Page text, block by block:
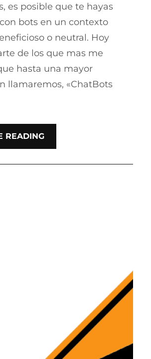
es posible que te hayas
bots en un contexto
o neutral. Hoy
de los que mas me
hasta una mayor
llamaremos, «ChatBots
READING